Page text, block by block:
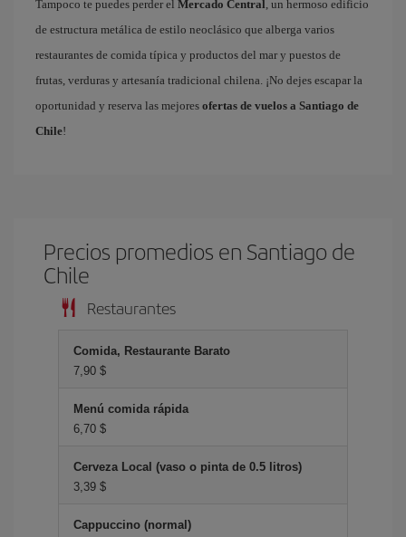
Tampoco te puedes perder el Mercado Central, un hermoso edificio
de estructura metálica de estilo neoclásico que alberga varios
restaurantes de comida típica y productos del mar y puestos de
frutas, verduras y artesanía tradicional chilena. ¡No dejes escapar la
oportunidad y reserva las mejores ofertas de vuelos a Santiago de
Chile!
Precios promedios en Santiago de
Chile
Restaurantes
Comida, Restaurante Barato
7,90 $
Menú comida rápida
6,70 $
Cerveza Local (vaso o pinta de 0.5 litros)
3,39 $
Cappuccino (normal)